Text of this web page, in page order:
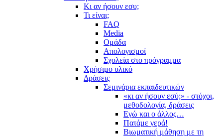
Κι αν ήσουν εσυ;
Τι είναι;
FAQ
Media
Ομάδα
Απολογισμοί
Σχολεία στο πρόγραμμα
Χρήσιμο υλικό
Δράσεις
Σεμινάρια εκπαιδευτικών
«κι αν ήσουν εσύ;» - στόχοι,
μεθοδολογία, δράσεις
Εγώ και ο άλλος…
Πατάμε γερά!
Βιωματική μάθηση με τη